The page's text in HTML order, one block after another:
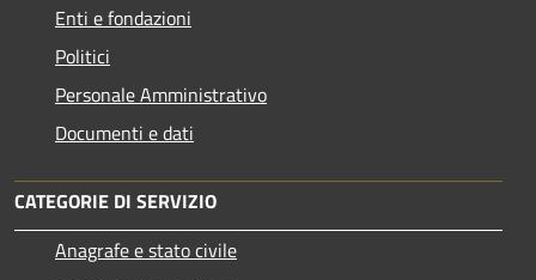
Enti e fondazioni
Politici
Personale Amministrativo
Documenti e dati
CATEGORIE DI SERVIZIO
Anagrafe e stato civile